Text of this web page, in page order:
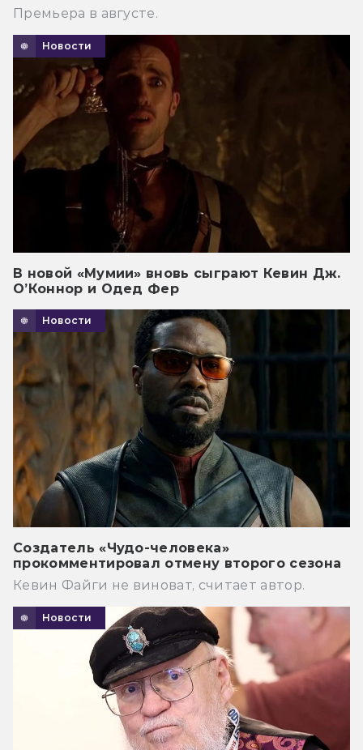
Премьера в августе.
Новости
В новой «Мумии» вновь сыграют Кевин Дж.
О’Коннор и Одед Фер
Новости
Создатель «Чудо-человека»
прокомментировал отмену второго сезона
Кевин Файги не виноват, считает автор.
Новости